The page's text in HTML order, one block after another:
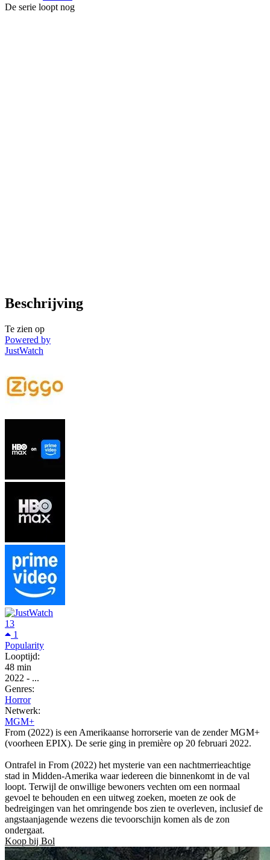
De serie loopt nog
Beschrijving
Te zien op
Powered by
JustWatch
13
1
Popularity
Looptijd:
48 min
2022 - ...
Genres:
Horror
Netwerk:
MGM+
From (2022) is een Amerikaanse horrorserie van de zender MGM+
(voorheen EPIX). De serie ging in première op 20 februari 2022.
Ontrafel in From (2022) het mysterie van een nachtmerrieachtige
stad in Midden-Amerika waar iedereen die binnenkomt in de val
loopt. Terwijl de onwillige bewoners vechten om een ​​normaal
gevoel te behouden en een uitweg zoeken, moeten ze ook de
bedreigingen van het omringende bos zien te overleven, inclusief de
angstaanjagende wezens die tevoorschijn komen als de zon
ondergaat.
Koop bij Bol